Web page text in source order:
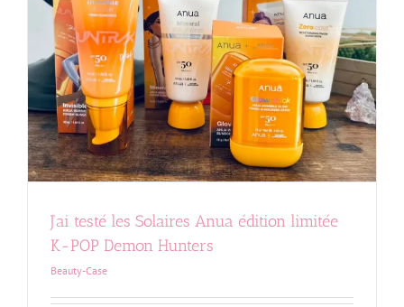
J’ai testé les Solaires Anua édition limitée
K-POP Demon Hunters
Beauty-Case